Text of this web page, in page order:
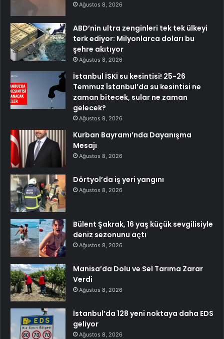
Ağustos 8, 2026
ABD’nin ultra zenginleri tek tek ülkeyi
terk ediyor: Milyonlarca doları bu
şehre akıtıyor
Ağustos 8, 2026
İstanbul İSKİ su kesintisi! 25-26
Temmuz İstanbul’da su kesintisi ne
zaman bitecek, sular ne zaman
gelecek?
Ağustos 8, 2026
Kurban Bayramı’nda Dayanışma
Mesajı
Ağustos 8, 2026
Dörtyol’da iş yeri yangını
Ağustos 8, 2026
Bülent Şakrak, 16 yaş küçük sevgilisiyle
deniz sezonunu açtı
Ağustos 8, 2026
Manisa’da Dolu ve Sel Tarıma Zarar
Verdi
Ağustos 8, 2026
İstanbul’da 128 yeni noktaya daha EDS
geliyor
Ağustos 8, 2026